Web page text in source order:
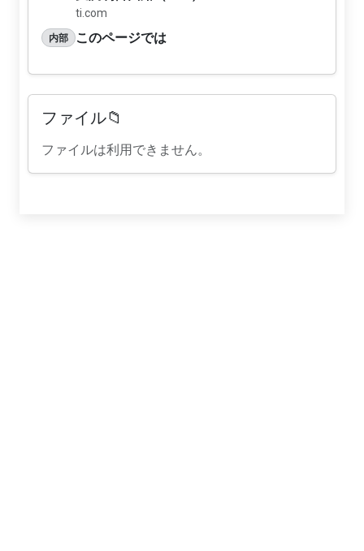
ti.com
内部 このページでは
ファイル📁
ファイルは利用できません。